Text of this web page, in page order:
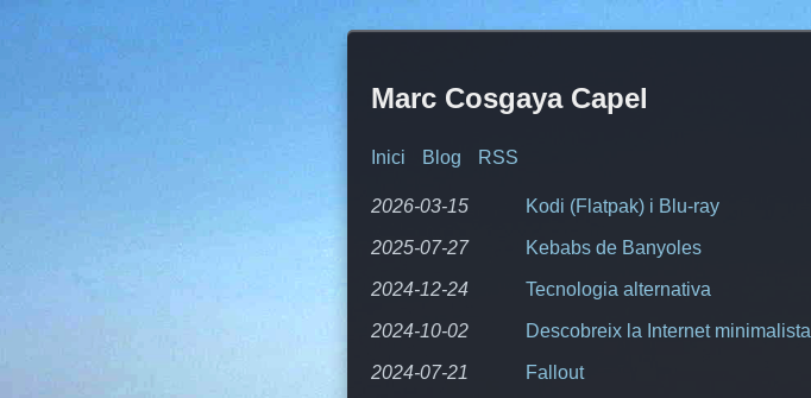
Marc Cosgaya Capel
Inici Blog RSS
2026-03-15 Kodi (Flatpak) i Blu-ray
2025-07-27 Kebabs de Banyoles
2024-12-24 Tecnologia alternativa
2024-10-02 Descobreix la Internet minimalista
2024-07-21 Fallout